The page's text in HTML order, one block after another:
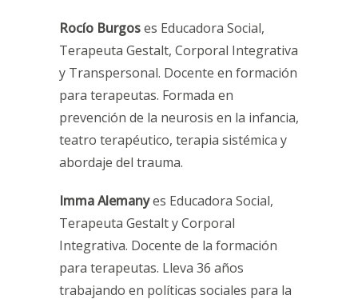
Rocío Burgoses Educadora Social,
Terapeuta Gestalt, Corporal Integrativa
y Transpersonal. Docente en formación
para terapeutas. Formada en
prevención de la neurosis en la infancia,
teatro terapéutico, terapia sistémica y
abordaje del trauma.
Imma Alemanyes Educadora Social,
Terapeuta Gestalt y Corporal
Integrativa. Docente de la formación
para terapeutas. Lleva 36 años
trabajando en políticas sociales para la